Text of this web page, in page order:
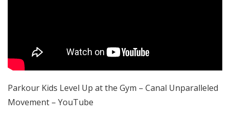
Parkour Kids Level Up at the Gym – Canal Unparalleled
Movement – YouTube